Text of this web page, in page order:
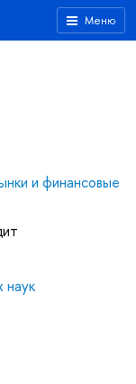
Меню
и финансовые
наук